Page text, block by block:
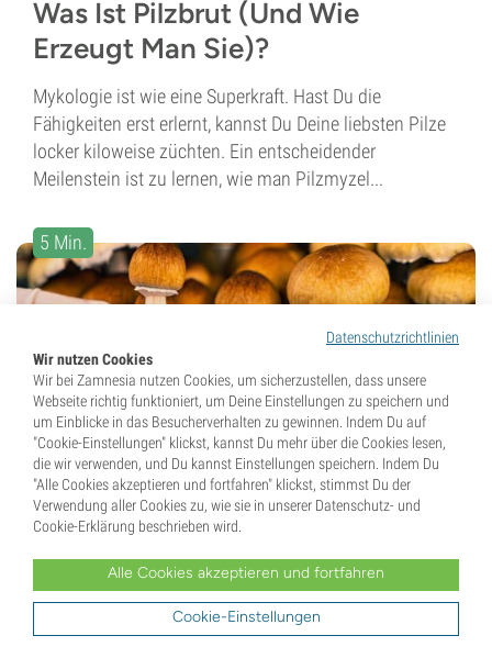
Was Ist Pilzbrut (Und Wie
Erzeugt Man Sie)?
Mykologie ist wie eine Superkraft. Hast Du die
Fähigkeiten erst erlernt, kannst Du Deine liebsten Pilze
locker kiloweise züchten. Ein entscheidender
Meilenstein ist zu lernen, wie man Pilzmyzel...
5 Min.
26. April 2022
Anleitung Für Die Ernte Von
Magic Mushrooms
Du hast es fast geschafft – es ist nun an der Zeit, Deine
Magic Mushrooms zu ernten. Dieses Stadium zu
meistern, ist ziemlich einfach, aber wichtig, wenn Du die
Früchte Deiner harten Arbeit ernten...
Datenschutzrichtlinien
Wir nutzen Cookies
Wir bei Zamnesia nutzen Cookies, um sicherzustellen, dass unsere
Webseite richtig funktioniert, um Deine Einstellungen zu speichern und
um Einblicke in das Besucherverhalten zu gewinnen. Indem Du auf
"Cookie-Einstellungen" klickst, kannst Du mehr über die Cookies lesen,
die wir verwenden, und Du kannst Einstellungen speichern. Indem Du
"Alle Cookies akzeptieren und fortfahren" klickst, stimmst Du der
Verwendung aller Cookies zu, wie sie in unserer Datenschutz- und
Cookie-Erklärung beschrieben wird.
Alle Cookies akzeptieren und fortfahren
Cookie-Einstellungen